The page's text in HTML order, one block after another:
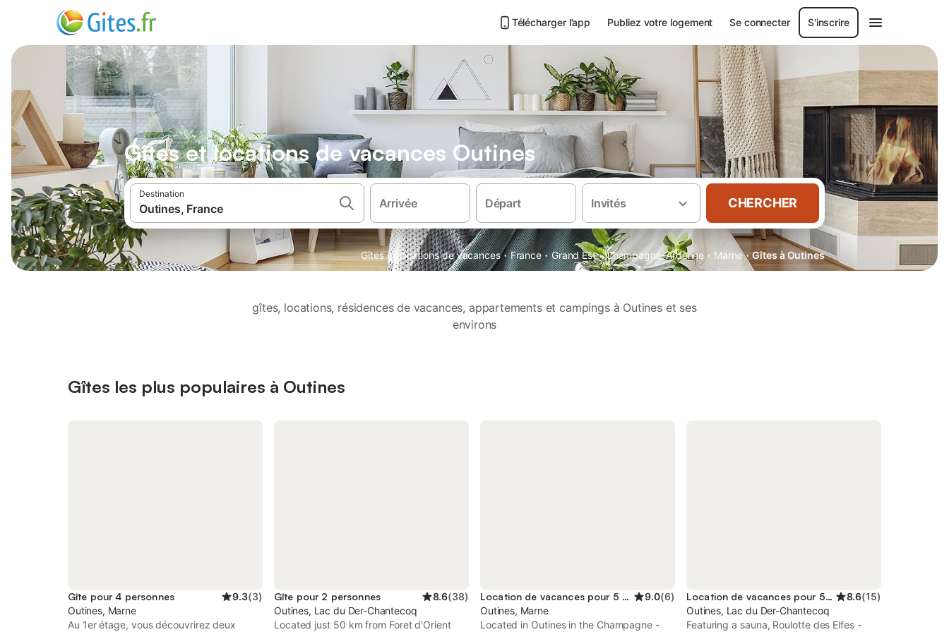
Télécharger l’app Publiez votre logement Se connecter S'inscrire
Gîtes et locations de vacances Outines
Destination
Arrivée Départ Invités CHERCHER
Gîtes et locations de vacances · France · Grand Est · Champagne-Ardenne · Marne · Gîtes à Outines
gîtes, locations, résidences de vacances, appartements et campings à Outines et ses
environs
Gîtes les plus populaires à Outines
Gîte pour 4 personnes 9.3(3)
Outines, Marne
Au 1er étage, vous découvrirez deux
Gîte pour 2 personnes 8.6(38)
Outines, Lac du Der-Chantecoq
Located just 50 km from Foret d'Orient
Location de vacances pour 5 personnes 9.0(6)
Outines, Marne
Located in Outines in the Champagne -
Location de vacances pour 5 personnes 8.6(15)
Outines, Lac du Der-Chantecoq
Featuring a sauna, Roulotte des Elfes -